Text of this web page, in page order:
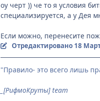
оу черт )) че то я условия
специализируется, а у Дея
Если можно, перенесите
Отредактировано 18
"Правило- это всего лишь
_[РифмоКруты] team